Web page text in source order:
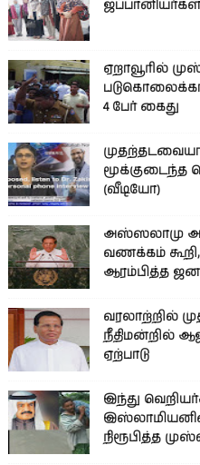
ஏறாவூரில்
4 பேர் கைது
(வீடியோ)
அஸ்ஸலாமு
வணக்கம்
ஆரம்பித்த
வரலாற்றில்
நீதிமன்றில்
ஏற்பாடு
இந்து
நிரூபித்த